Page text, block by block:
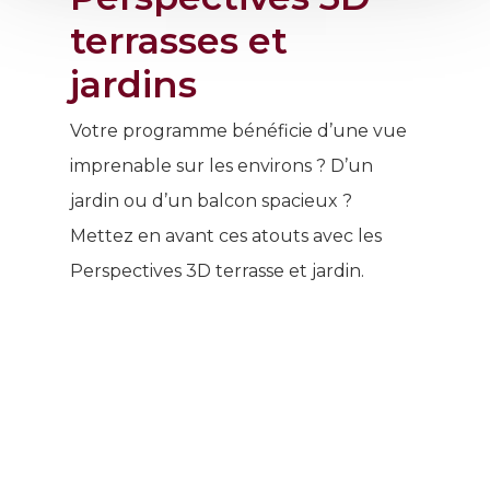
terrasses et
jardins
Votre programme bénéficie d’une vue
imprenable sur les environs ? D’un
jardin ou d’un balcon spacieux ?
Mettez en avant ces atouts avec les
Perspectives 3D terrasse et jardin.